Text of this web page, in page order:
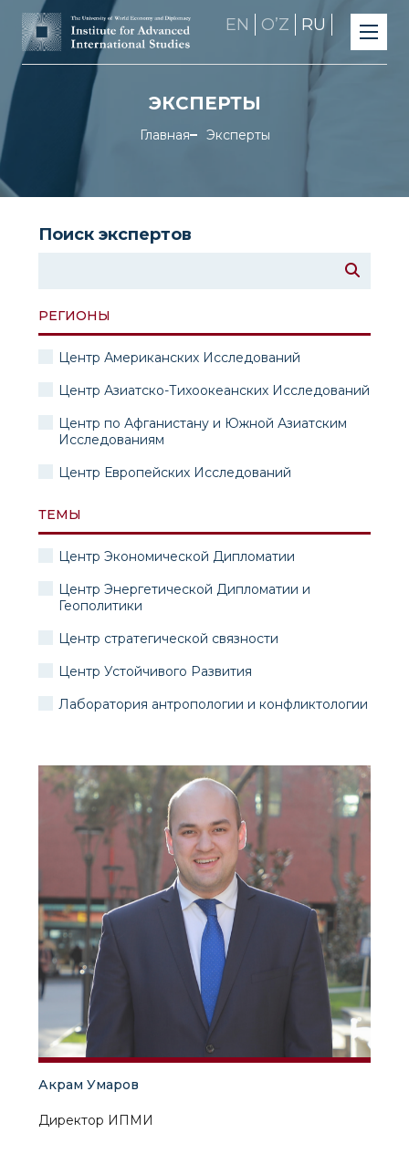
EN OʼZ RU
ЭКСПЕРТЫ
Главная Эксперты
Поиск экспертов
РЕГИОНЫ
Центр Американских Исследований
Центр Азиатско-Тихоокеанских Исследований
Центр по Афганистану и Южной Азиатским
Исследованиям
Центр Европейских Исследований
ТЕМЫ
Центр Экономической Дипломатии
Центр Энергетической Дипломатии и
Геополитики
Центр стратегической связности
Центр Устойчивого Развития
Лаборатория антропологии и конфликтологии
Акрам Умаров
Директор ИПМИ